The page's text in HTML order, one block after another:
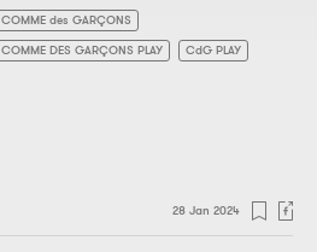
COMME des GARÇONS
COMME DES GARÇONS PLAY
CdG PLAY
28 Jan 2024